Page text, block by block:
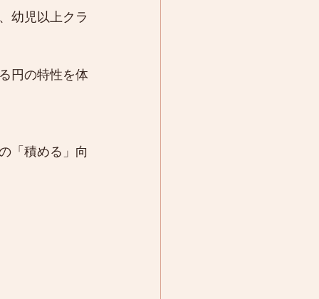
幼児以上クラ
円の特性を体
「積める」向